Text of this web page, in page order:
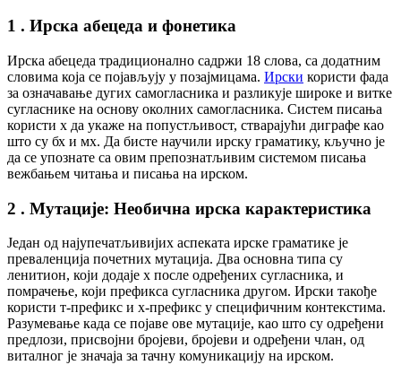
1 . Ирска абецеда и фонетика
Ирска абецеда традиционално садржи 18 слова, са додатним
словима која се појављују у позајмицама. Ирски користи фада
за означавање дугих самогласника и разликује широке и витке
сугласнике на основу околних самогласника. Систем писања
користи х да укаже на попустљивост, стварајући диграфе као
што су бх и мх. Да бисте научили ирску граматику, кључно је
да се упознате са овим препознатљивим системом писања
вежбањем читања и писања на ирском.
2 . Мутације: Необична ирска карактеристика
Један од најупечатљивијих аспеката ирске граматике је
преваленција почетних мутација. Два основна типа су
ленитион, који додаје х после одређених сугласника, и
помрачење, који префикса сугласника другом. Ирски такође
користи т-префикс и х-префикс у специфичним контекстима.
Разумевање када се појаве ове мутације, као што су одређени
предлози, присвојни бројеви, бројеви и одређени члан, од
виталног је значаја за тачну комуникацију на ирском.